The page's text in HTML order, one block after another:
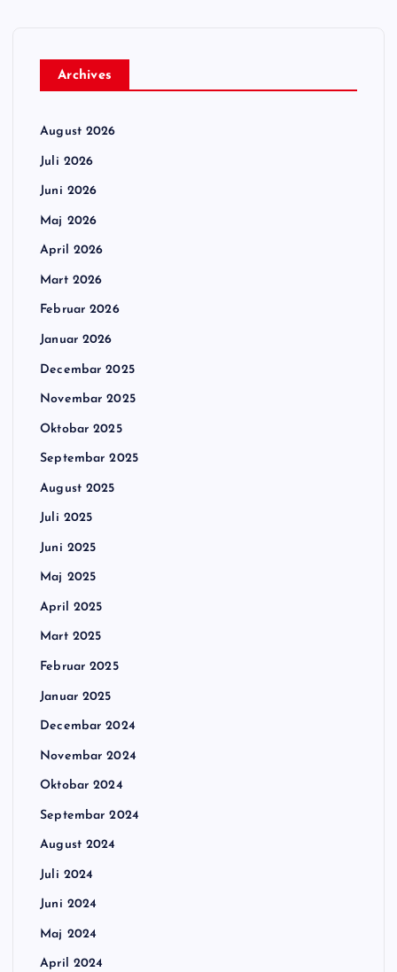
Archives
August 2026
Juli 2026
Juni 2026
Maj 2026
April 2026
Mart 2026
Februar 2026
Januar 2026
Decembar 2025
Novembar 2025
Oktobar 2025
Septembar 2025
August 2025
Juli 2025
Juni 2025
Maj 2025
April 2025
Mart 2025
Februar 2025
Januar 2025
Decembar 2024
Novembar 2024
Oktobar 2024
Septembar 2024
August 2024
Juli 2024
Juni 2024
Maj 2024
April 2024